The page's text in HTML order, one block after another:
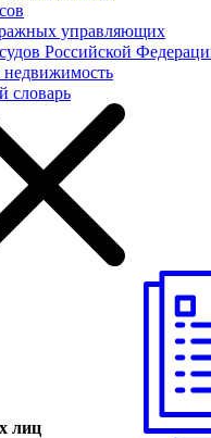
управляющих
Российской
недвижимость
словарь
лиц